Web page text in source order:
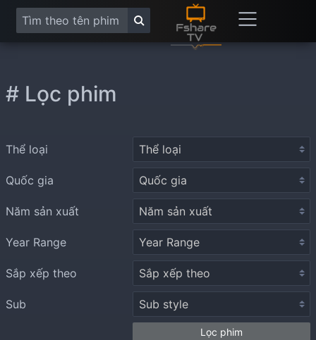
# Lọc phim
Thể loại
Quốc gia
Năm sản xuất
Year Range
Sắp xếp theo
Sub
Lọc phim